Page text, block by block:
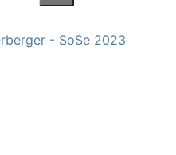
Buscar cursos
- SoSe 2023